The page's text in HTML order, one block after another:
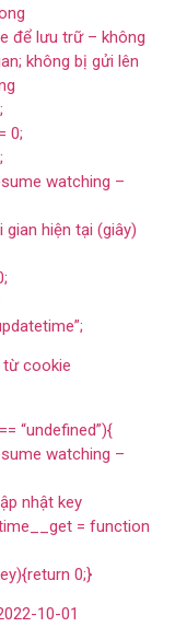
để lưu trữ – không
không bị gửi lên
0;
watching –
hiện tại (giây)
cookie
“undefined”){
watching –
nhật key
= function
0;}
10-01